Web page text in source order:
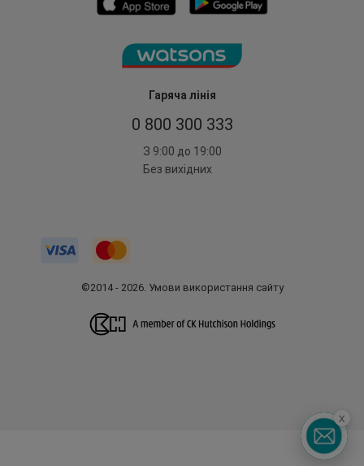
Гаряча лінія
0 800 300 333
З 9:00 до 19:00
Без вихідних
©2014 - 2026. Умови використання сайту
x